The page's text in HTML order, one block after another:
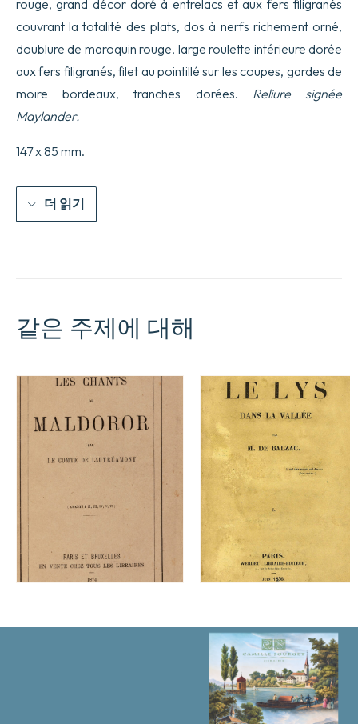
rouge, grand décor doré à entrelacs et aux fers filigranés
couvrant la totalité des plats, dos à nerfs richement orné,
doublure de maroquin rouge, large roulette intérieure dorée
aux fers filigranés, filet au pointillé sur les coupes, gardes de
moire bordeaux, tranches dorées. Reliure signée
Maylander.
147 x 85 mm.
더 읽기
같은 주제에 대해